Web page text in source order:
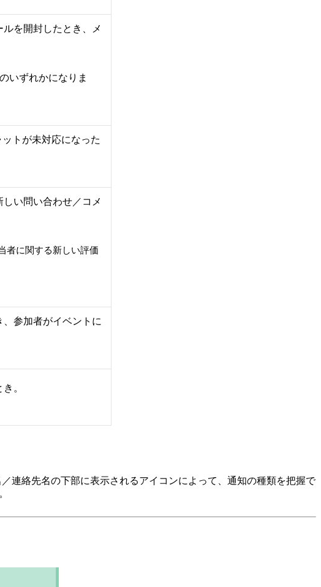
ルを開封したとき、メ
いずれかになりま
トが未対応になった
い問い合わせ／コメ
者に関する新しい評価
、参加者がイベントに
。
連絡先名の下部に表示されるアイコンによって、通知の種類を把握で